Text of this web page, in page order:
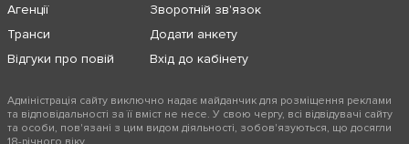
Агенції
Транси
Відгуки про повій
Зворотній зв'язок
Додати анкету
Вхід до кабінету
Адміністрація сайту виключно надає майданчик для розміщення реклами
та відповідальності за її вміст не несе. У свою чергу, всі відвідувачі сайту
та особи, пов'язані з цим видом діяльності, зобов'язуються, що досягли